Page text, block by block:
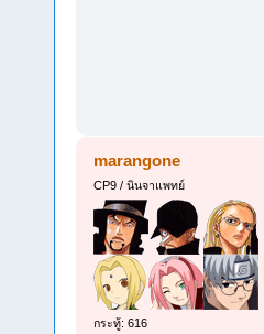
marangone
CP9 / นินจาแพทย์
กระทู้: 616